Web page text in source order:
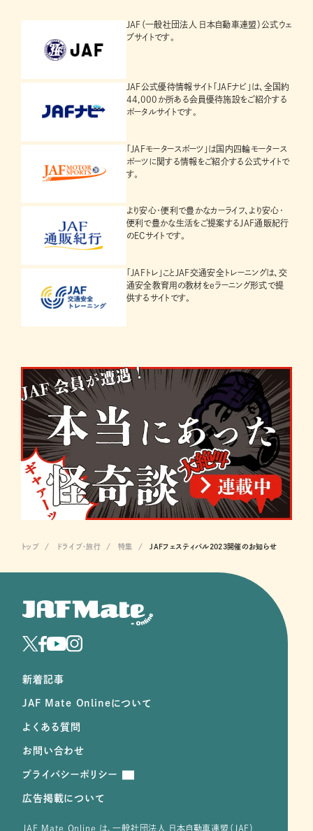
JAF（一般社団法人 日本自動車連盟）公式ウェ
ブサイトです。
JAF公式優待情報サイト「JAFナビ」は、全国約
44,000か所ある会員優待施設をご紹介する
ポータルサイトです。
「JAFモータースポーツ」は国内四輪モータース
ポーツに関する情報をご紹介する公式サイトで
す。
より安心・便利で豊かなカーライフ、より安心・
便利で豊かな生活をご提案するJAF通販紀行
のECサイトです。
「JAFトレ」ことJAF交通安全トレーニングは、交
通安全教育用の教材をeラーニング形式で提
供するサイトです。
トップ ドライブ･旅行 特集 JAFフェスティバル2023開催のお知らせ
新着記事
JAF Mate Onlineについて
よくある質問
お問い合わせ
プライバシーポリシー
広告掲載について
JAF Mate Online は、⼀般社団法⼈ ⽇本⾃動⾞連盟（JAF）